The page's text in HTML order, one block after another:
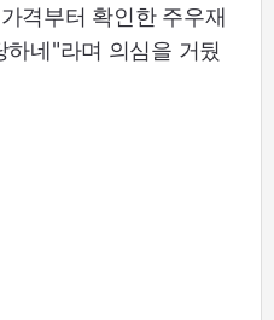
격부터 확인한 주우재
네"라며 의심을 거뒀